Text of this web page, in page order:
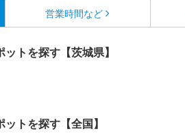
営業時間など
トを探す【茨城県】
トを探す【全国】